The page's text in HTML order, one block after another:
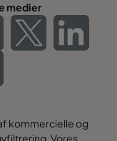
medier
kommercielle og
Vores